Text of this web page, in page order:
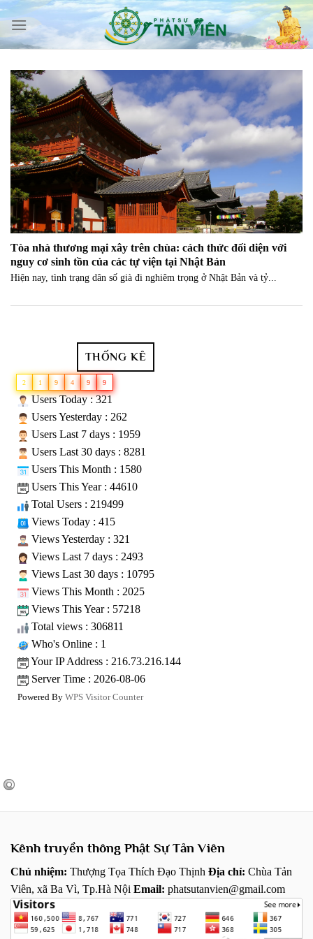
Skip
content
Tòa nhà thương mại xây trên chùa: cách thức đối diện với
nguy cơ sinh tồn của các tự viện tại Nhật Bản
Hiện nay, tình trạng dân số già đi nghiêm trọng ở Nhật Bản và tỷ...
THỐNG KÊ
2 1 9 4 9 9
Users Today : 321
Users Yesterday : 262
Users Last 7 days : 1959
Users Last 30 days : 8281
Users This Month : 1580
Users This Year : 44610
Total Users : 219499
Views Today : 415
Views Yesterday : 321
Views Last 7 days : 2493
Views Last 30 days : 10795
Views This Month : 2025
Views This Year : 57218
Total views : 306811
Who's Online : 1
Your IP Address : 216.73.216.144
Server Time : 2026-08-06
Powered By WPS Visitor Counter
Kênh truyền thông Phật Sự Tản Viên
Chủ nhiệm: Thượng Tọa Thích Đạo Thịnh Địa chỉ: Chùa Tản
Viên, xã Ba Vì, Tp.Hà Nội Email: phatsutanvien@gmail.com